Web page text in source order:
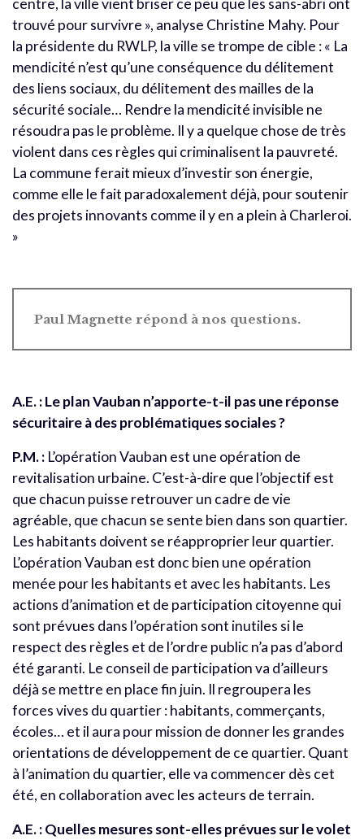
trouvé pour survivre », analyse Christine Mahy. Pour
la présidente du RWLP, la ville se trompe de cible : « La
mendicité n’est qu’une conséquence du délitement
des liens sociaux, du délitement des mailles de la
sécurité sociale… Rendre la mendicité invisible ne
résoudra pas le problème. Il y a quelque chose de très
violent dans ces règles qui criminalisent la pauvreté.
La commune ferait mieux d’investir son énergie,
comme elle le fait paradoxalement déjà, pour soutenir
des projets innovants comme il y en a plein à Charleroi.
»
Paul Magnette répond à nos questions.
A.E. : Le plan Vauban n’apporte-t-il pas une réponse
sécuritaire à des problématiques sociales ?
P.M. : L’opération Vauban est une opération de
revitalisation urbaine. C’est-à-dire que l’objectif est
que chacun puisse retrouver un cadre de vie
agréable, que chacun se sente bien dans son quartier.
Les habitants doivent se réapproprier leur quartier.
L’opération Vauban est donc bien une opération
menée pour les habitants et avec les habitants. Les
actions d’animation et de participation citoyenne qui
sont prévues dans l’opération sont inutiles si le
respect des règles et de l’ordre public n’a pas d’abord
été garanti. Le conseil de participation va d’ailleurs
déjà se mettre en place fin juin. Il regroupera les
forces vives du quartier : habitants, commerçants,
écoles… et il aura pour mission de donner les grandes
orientations de développement de ce quartier. Quant
à l’animation du quartier, elle va commencer dès cet
été, en collaboration avec les acteurs de terrain.
A.E. : Quelles mesures sont-elles prévues sur le volet